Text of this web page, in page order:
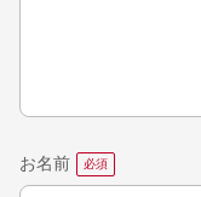
お名前